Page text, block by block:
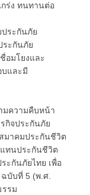
ร่ง ทนทานต่อ
ระกันภัย
ระกันภัย
อมโยงและ
บและมี
มความคืบหน้า
กิจประกันภัย
มาคมประกันชีวิต
ทนประกันชีวิต
ะกันภัยไทย เพื่อ
บับที่ 5 (พ.ศ.
รรม